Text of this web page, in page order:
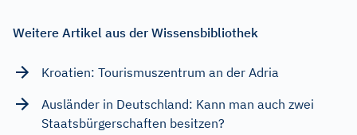
Weitere Artikel aus der Wissensbibliothek
Kroatien: Tourismuszentrum an der Adria
Ausländer in Deutschland: Kann man auch zwei
Staatsbürgerschaften besitzen?